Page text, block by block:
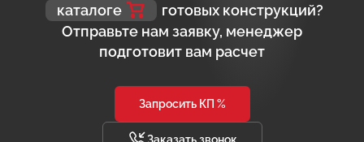
каталоге
готовых конструкций?
Отправьте нам заявку, менеджер
подготовит вам расчет
Запросить КП %
Заказать звонок